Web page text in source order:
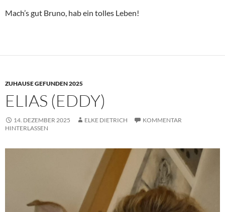
Mach’s gut Bruno, hab ein tolles Leben!
ZUHAUSE GEFUNDEN 2025
ELIAS (EDDY)
14. DEZEMBER 2025 ELKE DIETRICH
KOMMENTAR
HINTERLASSEN